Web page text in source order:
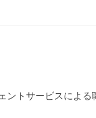
トサービスによる